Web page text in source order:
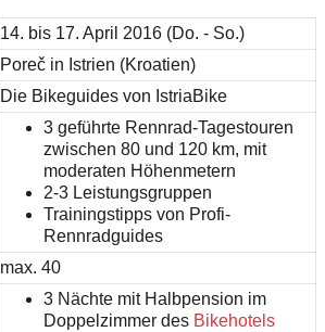
14. bis 17. April 2016 (Do. - So.)
Poreč in Istrien (Kroatien)
Die Bikeguides von IstriaBike
3 geführte Rennrad-Tagestouren
zwischen 80 und 120 km, mit
moderaten Höhenmetern
2-3 Leistungsgruppen
Trainingstipps von Profi-
Rennradguides
max. 40
3 Nächte mit Halbpension im
Doppelzimmer des Bikehotels